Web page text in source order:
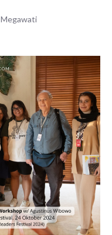
Megawati